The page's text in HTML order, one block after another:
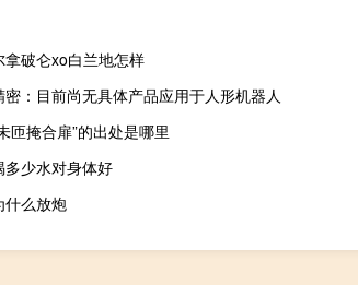
拿破仑xo白兰地怎样
密：目前尚无具体产品应用于人形机器人
匝掩合扉”的出处是哪里
多少水对身体好
什么放炮